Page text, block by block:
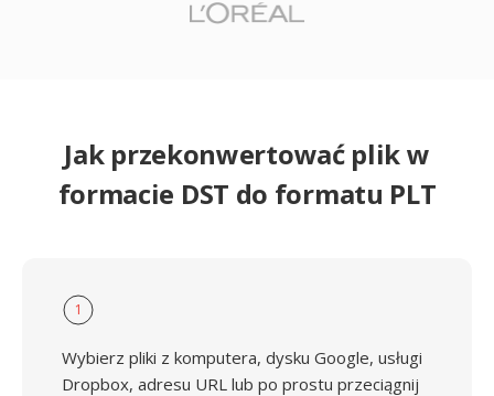
Jak przekonwertować plik w
formacie DST do formatu PLT
1
Wybierz pliki z komputera, dysku Google, usługi
Dropbox, adresu URL lub po prostu przeciągnij